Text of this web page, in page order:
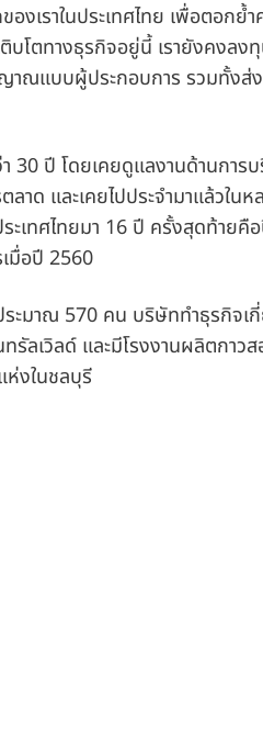
เราในประเทศไทย เพื่อตอกย้ำ
บโตทางธุรกิจอยู่นี้ เรายังคงลง
ณแบบผู้ประกอบการ รวมทั้ง
30 ปี โดยเคยดูแลงานด้านการ
ด และเคยไปประจำมาแล้วในห
ะเทศไทยมา 16 ปี ครั้งสุดท้ายคื
เมื่อปี 2560
มาณ 570 คน บริษัททำธุรกิจเกี่
เวิลด์ และมีโรงงานผลิตกาวส
งในชลบุรี